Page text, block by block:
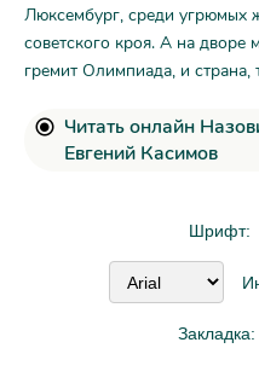
Люксембург, среди угрюмых
советского кроя. А на
гремит Олимпиада, и страна,
Читать онлайн
Евгений Касимов
Шрифт:
Закладка: